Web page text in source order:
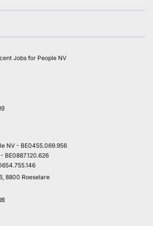
Jobs for People NV
NV - BE0455.069.956
BE0887.120.626
8800 Roeselare